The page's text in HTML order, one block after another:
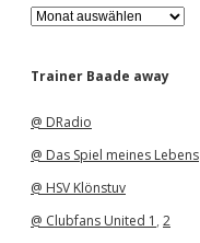
A
r
h
Trainer Baade away
@ DRadio
@ Das Spiel meines Lebens
@ HSV Klönstuv
@ Clubfans United 1 , 2